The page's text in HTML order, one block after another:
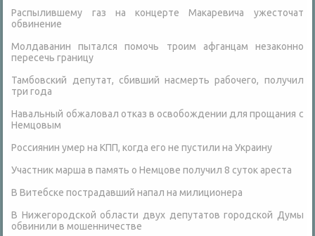
Распылившему газ на концерте Макаревича ужесточат
обвинение
Молдаванин пытался помочь троим афганцам незаконно
пересечь границу
Тамбовский депутат, сбивший насмерть рабочего, получил
три года
Навальный обжаловал отказ в освобождении для прощания с
Немцовым
Россиянин умер на КПП, когда его не пустили на Украину
Участник марша в память о Немцове получил 8 суток ареста
В Витебске пострадавший напал на милиционера
В Нижегородской области двух депутатов городской Думы
обвинили в мошенничестве